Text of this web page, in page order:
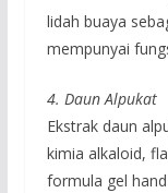
lidah buaya
mempunyai
4. Daun Alpukat
Ekstrak daun
kimia alkaloid,
formula gel